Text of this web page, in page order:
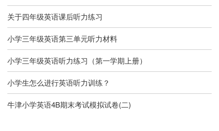
关于四年级英语课后听力练习
小学三年级英语第三单元听力材料
小学三年级英语听力练习（第一学期上册）
小学生怎么进行英语听力训练？
牛津小学英语4B期末考试模拟试卷(二)